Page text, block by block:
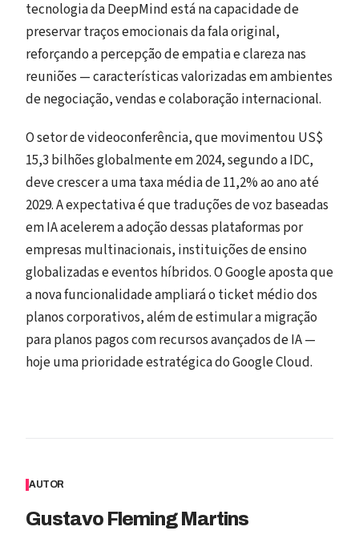
tecnologia da DeepMind está na capacidade de
preservar traços emocionais da fala original,
reforçando a percepção de empatia e clareza nas
reuniões — características valorizadas em ambientes
de negociação, vendas e colaboração internacional.
O setor de videoconferência, que movimentou US$
15,3 bilhões globalmente em 2024, segundo a IDC,
deve crescer a uma taxa média de 11,2% ao ano até
2029. A expectativa é que traduções de voz baseadas
em IA acelerem a adoção dessas plataformas por
empresas multinacionais, instituições de ensino
globalizadas e eventos híbridos. O Google aposta que
a nova funcionalidade ampliará o ticket médio dos
planos corporativos, além de estimular a migração
para planos pagos com recursos avançados de IA —
hoje uma prioridade estratégica do Google Cloud.
AUTOR
Gustavo Fleming Martins